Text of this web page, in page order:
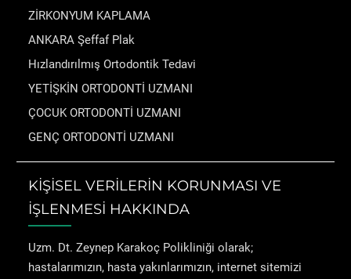
ZİRKONYUM KAPLAMA
ANKARA Şeffaf Plak
Hızlandırılmış Ortodontik Tedavi
YETİŞKİN ORTODONTİ UZMANI
ÇOCUK ORTODONTİ UZMANI
GENÇ ORTODONTİ UZMANI
KİŞİSEL VERİLERİN KORUNMASI VE
İŞLENMESİ HAKKINDA
Uzm. Dt. Zeynep Karakoç Polikliniği olarak;
hastalarımızın, hasta yakınlarımızın, internet sitemizi